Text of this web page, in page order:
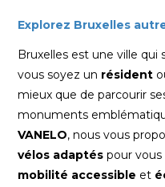
Explorez Bruxelles
Bruxelles est une ville
vous soyez un résident
mieux que de parcourir
monuments
VANELO, nous vous
vélos adaptés pour
mobilité accessible et